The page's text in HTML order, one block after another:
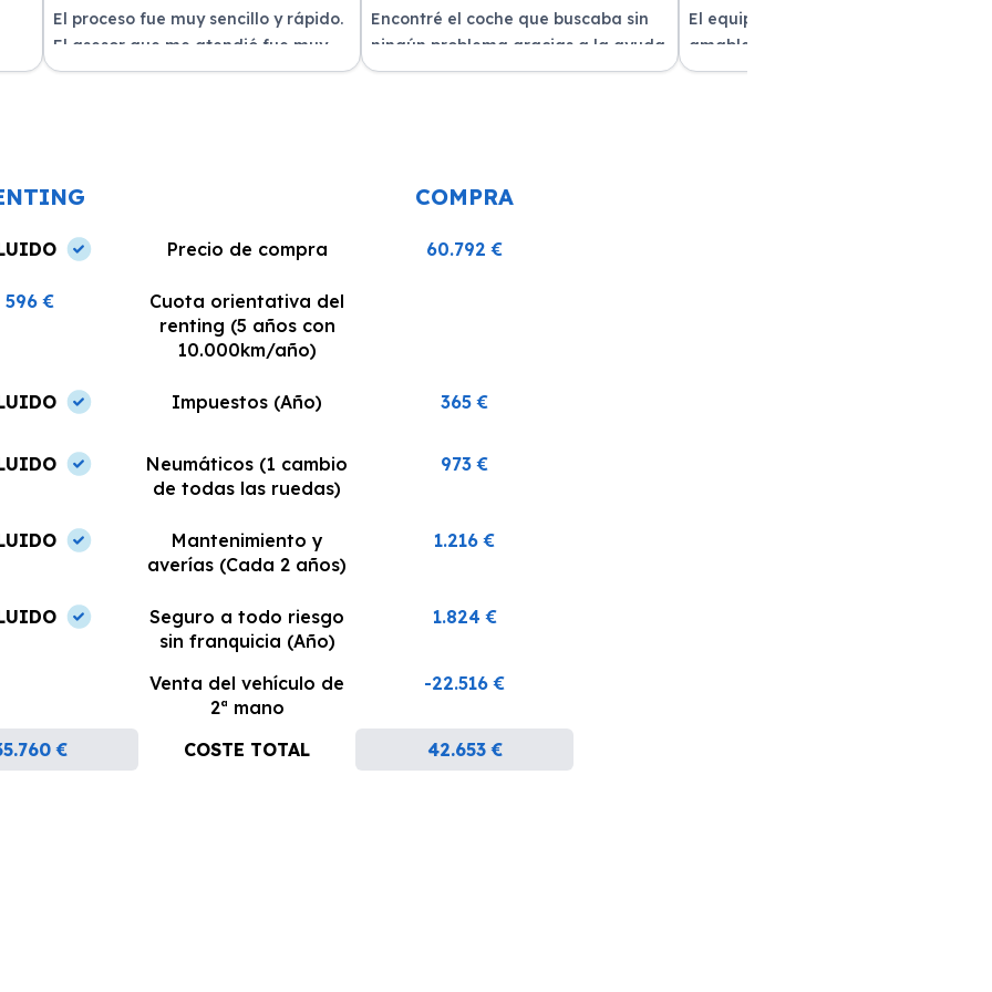
El proceso fue muy sencillo y rápido.
El asesor que me atendió fue muy
amable y me explicó todo con
Encontré el coche que buscaba sin
ningún problema gracias a la ayuda
del equipo. La atención al cliente fue
El equipo fue muy profesional y
amable durante todo el proceso. La
entrega del vehículo fue rapidísima
COMPRA
Precio de compra 60.792 €
596 €
Cuota orientativa del
renting (5 años con
10.000km/año)
Impuestos (Año) 365 €
Neumáticos (1 cambio
de todas las ruedas)
973 €
Mantenimiento y
averías (Cada 2 años)
1.216 €
Seguro a todo riesgo
sin franquicia (Año)
1.824 €
Venta del vehículo de
2ª mano
-22.516 €
€ COSTE TOTAL 42.653 €